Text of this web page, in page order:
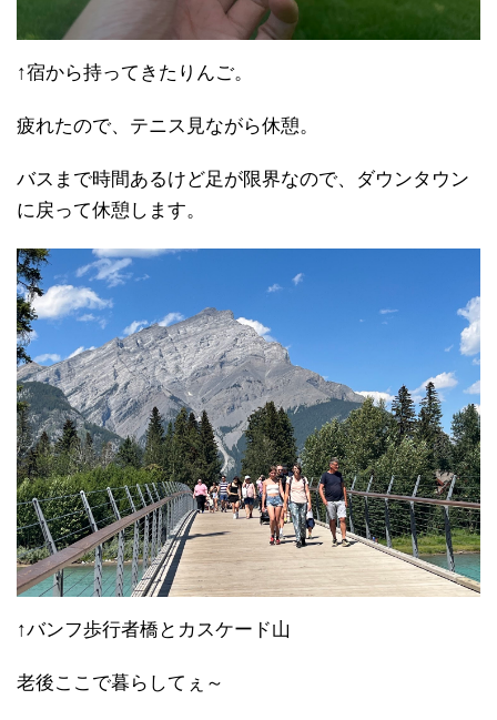
↑宿から持ってきたりんご。
疲れたので、テニス見ながら休憩。
バスまで時間あるけど足が限界なので、ダウンタウン
に戻って休憩します。
↑バンフ歩行者橋とカスケード山
老後ここで暮らしてぇ～